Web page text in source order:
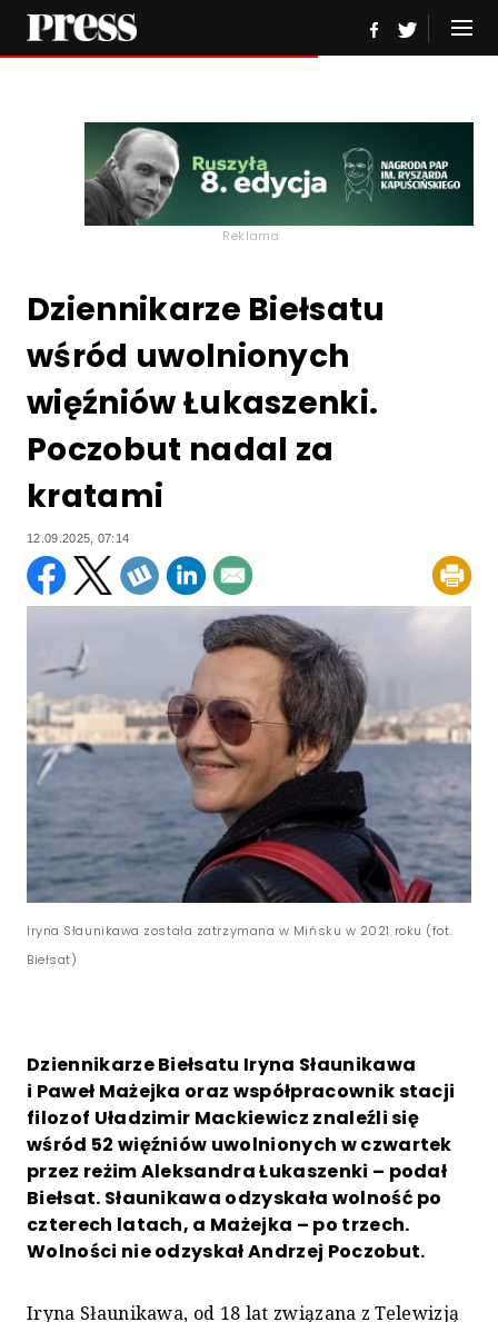
Reklama
Dziennikarze Biełsatu
wśród uwolnionych
więźniów Łukaszenki.
Poczobut nadal za
kratami
12.09.2025, 07:14
Iryna Słaunikawa została zatrzymana w Mińsku w 2021 roku (fot.
Biełsat)
Dziennikarze Biełsatu Iryna Słaunikawa
i Paweł Mażejka oraz współpracownik stacji
filozof Uładzimir Mackiewicz znaleźli się
wśród 52 więźniów uwolnionych w czwartek
przez reżim Aleksandra Łukaszenki – podał
Biełsat. Słaunikawa odzyskała wolność po
czterech latach, a Mażejka – po trzech.
Wolności nie odzyskał Andrzej Poczobut.
Iryna Słaunikawa, od 18 lat związana z Telewizją